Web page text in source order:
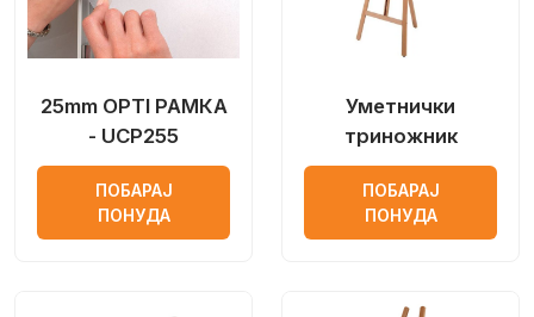
25mm OPTI РАМКА
- UCP255
ПОБАРАЈ
ПОНУДА
Уметнички
триножник
ПОБАРАЈ
ПОНУДА